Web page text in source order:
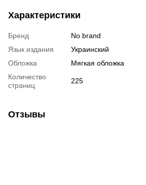
Характеристики
Бренд
No brand
Язык издания
Украинский
Обложка
Мягкая обложка
Количество
страниц
225
Отзывы